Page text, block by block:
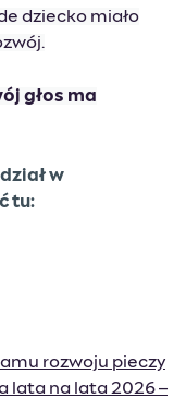
dziecko miało
głos ma
w
tu:
rozwoju pieczy
lata na lata 2026 –